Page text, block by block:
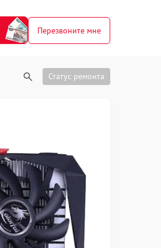
Перезвоните мне
Статус ремонта